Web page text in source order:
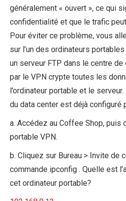
généralement « ouvert », ce qui
confidentialité et que le trafic
Pour éviter ce problème, vous
sur l’un des ordinateurs
un serveur FTP dans le centre
par le VPN crypte toutes les
l’ordinateur portable et le
du data center est déjà configuré
a. Accédez au Coffee Shop, puis
portable VPN.
b. Cliquez sur Bureau > Invite de
commande ipconfig . Quelle est
cet ordinateur portable?